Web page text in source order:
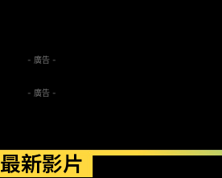
- 廣告 -
- 廣告 -
最新影片